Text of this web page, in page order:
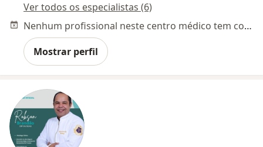
Ver todos os especialistas (6)
Nenhum profissional neste centro médico tem consultas disponíveis
Mostrar perfil